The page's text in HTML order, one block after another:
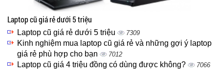
Laptop cũ giá rẻ dưới 5 triệu
Laptop cũ giá rẻ dưới 5 triệu 7309
Kinh nghiệm mua laptop cũ giá rẻ và những gợi ý laptop
giá rẻ phù hợp cho bạn
7012
Laptop cũ giá 4 triệu đồng có dùng được không? 7066